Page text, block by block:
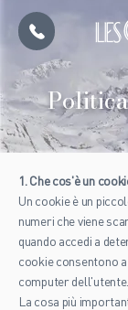
1. Che cos'è un
Un cookie è un
numeri che viene
quando accedi a
cookie consentono
computer dell'utente.
La cosa più